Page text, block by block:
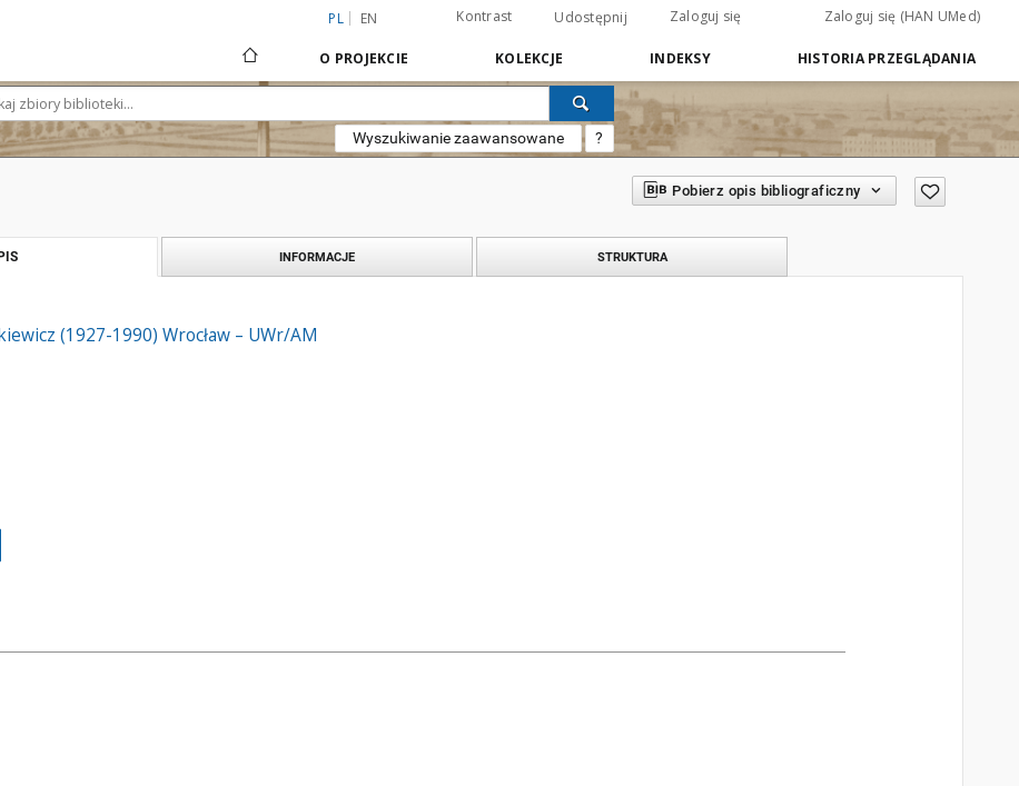
PL EN Kontrast Udostępnij Zaloguj się Zaloguj się (HAN UMed)
O PROJEKCIE KOLEKCJE INDEKSY HISTORIA PRZEGLĄDANIA
Wyszukiwanie zaawansowane ?
Pobierz opis bibliograficzny
INFORMACJE STRUKTURA
(1927-1990) Wrocław – UWr/AM